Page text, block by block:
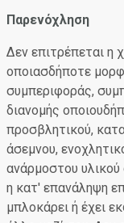
Παρενόχληση
Δεν επιτρέπεται η
οποιασδήποτε
συμπεριφοράς,
διανομής
προσβλητικού,
άσεμνου,
ανάρμοστου υλικού
η κατ' επανάληψη
μπλοκάρει ή έχει